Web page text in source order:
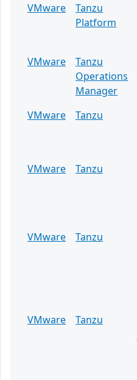
VMware
Tanzu
Platform
VMware
Tanzu
Operations
Manager
VMware
Tanzu
VMware
Tanzu
VMware
Tanzu
VMware
Tanzu